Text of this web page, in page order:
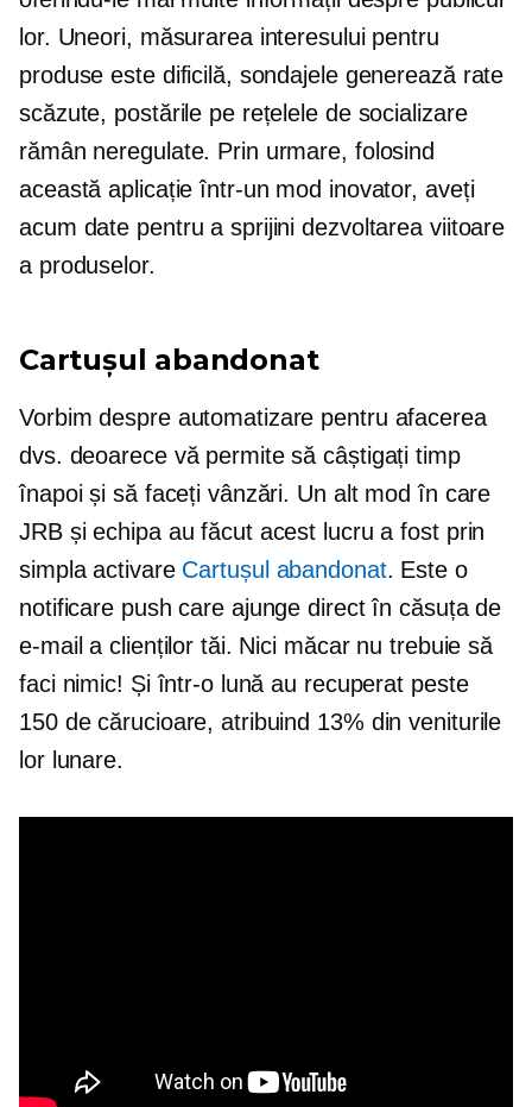
lor. Uneori, măsurarea interesului pentru
produse este dificilă, sondajele generează rate
scăzute, postările pe rețelele de socializare
rămân neregulate. Prin urmare, folosind
această aplicație într-un mod inovator, aveți
acum date pentru a sprijini dezvoltarea viitoare
a produselor.
Cartușul abandonat
Vorbim despre automatizare pentru afacerea
dvs. deoarece vă permite să câștigați timp
înapoi și să faceți vânzări. Un alt mod în care
JRB și echipa au făcut acest lucru a fost prin
simpla activare Cartușul abandonat. Este o
notificare push care ajunge direct în căsuța de
e-mail a clienților tăi. Nici măcar nu trebuie să
faci nimic! Și într-o lună au recuperat peste
150 de cărucioare, atribuind 13% din veniturile
lor lunare.